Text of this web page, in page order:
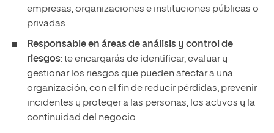
empresas, organizaciones e instituciones públicas o
privadas.
Responsable en áreas de análisis y control de
riesgos: te encargarás de identificar, evaluar y
gestionar los riesgos que pueden afectar a una
organización, con el fin de reducir pérdidas, prevenir
incidentes y proteger a las personas, los activos y la
continuidad del negocio.